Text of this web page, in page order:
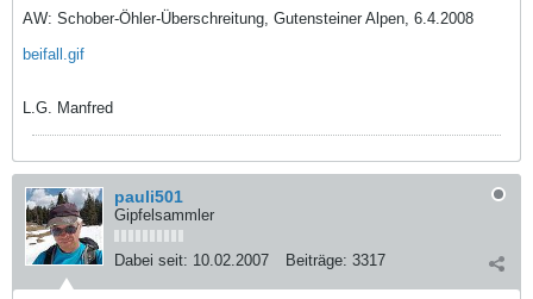
AW: Schober-Öhler-Überschreitung, Gutensteiner Alpen, 6.4.2008
beifall.gif
L.G. Manfred
pauli501
Gipfelsammler
Dabei seit: 10.02.2007 Beiträge: 3317